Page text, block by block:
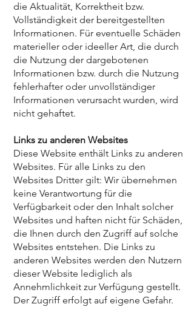
die Aktualität, Korrektheit bzw.
Vollständigkeit der bereitgestellten
Informationen. Für eventuelle Schäden
materieller oder ideeller Art, die durch
die Nutzung der dargebotenen
Informationen bzw. durch die Nutzung
fehlerhafter oder unvollständiger
Informationen verursacht wurden, wird
nicht gehaftet.
Links zu anderen Websites
Diese Website enthält Links zu anderen
Websites. Für alle Links zu den
Websites Dritter gilt: Wir übernehmen
keine Verantwortung für die
Verfügbarkeit oder den Inhalt solcher
Websites und haften nicht für Schäden,
die Ihnen durch den Zugriff auf solche
Websites entstehen. Die Links zu
anderen Websites werden den Nutzern
dieser Website lediglich als
Annehmlichkeit zur Verfügung gestellt.
Der Zugriff erfolgt auf eigene Gefahr.